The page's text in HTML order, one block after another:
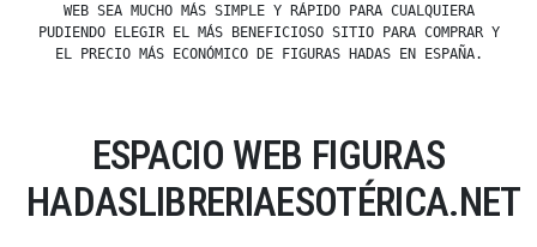
WEB SEA MUCHO MÁS SIMPLE Y RÁPIDO PARA CUALQUIERA
PUDIENDO ELEGIR EL MÁS BENEFICIOSO SITIO PARA COMPRAR Y
EL PRECIO MÁS ECONÓMICO DE FIGURAS HADAS EN ESPAÑA.
ESPACIO WEB FIGURAS
HADASLIBRERIAESOTÉRICA.NET